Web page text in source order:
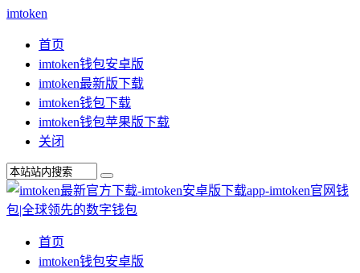
imtoken
首页
imtoken钱包安卓版
imtoken最新版下载
imtoken钱包下载
imtoken钱包苹果版下载
关闭
首页
imtoken钱包安卓版